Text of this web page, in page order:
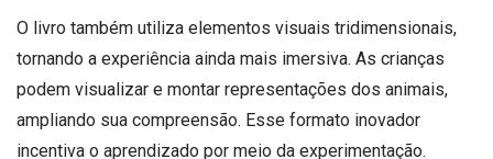
O livro também utiliza elementos visuais tridimensionais,
tornando a experiência ainda mais imersiva. As crianças
podem visualizar e montar representações dos animais,
ampliando sua compreensão. Esse formato inovador
incentiva o aprendizado por meio da experimentação.